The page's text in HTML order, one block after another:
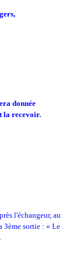
donnée
la recevoir.
l'échangeur, au
3ème sortie : « Le